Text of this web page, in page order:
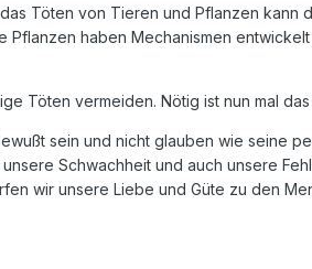
Töten von Tieren und Pflanzen kann
haben Mechanismen
Töten vermeiden. Nötig ist nun mal
sein und nicht glauben wie seine
Schwachheit und auch unsere
wir unsere Liebe und Güte zu den